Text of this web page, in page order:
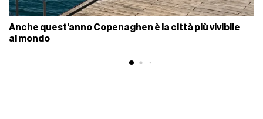
Anche quest'anno Copenaghen è la città più vivibile
al mondo